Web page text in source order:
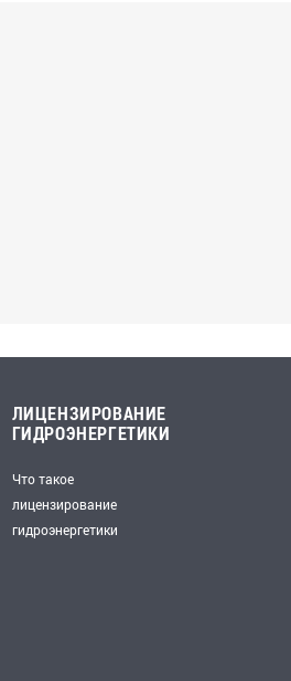
ЛИЦЕНЗИРОВАНИЕ
ГИДРОЭНЕРГЕТИКИ
Что такое
лицензирование
гидроэнергетики